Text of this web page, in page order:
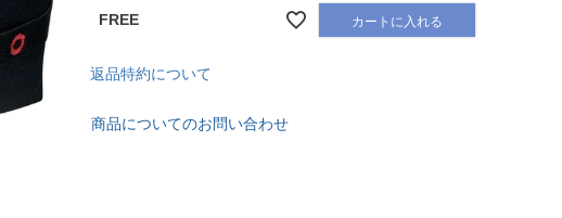
FREE カートに入れる
返品特約について
商品についてのお問い合わせ